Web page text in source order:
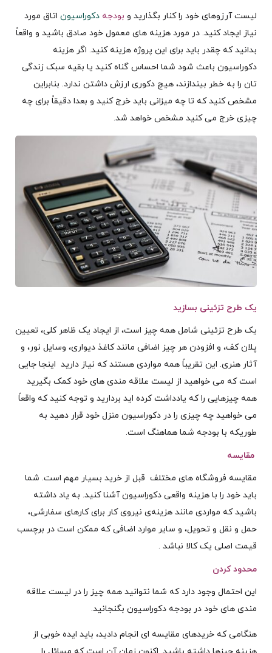
لیست آرزوهای خود را کنار بگذارید و بودجه دکوراسیون اتاق مورد
نیاز ایجاد کنید. در مورد هزینه های معمول خود صادق باشید و واقعاً
بدانید که چقدر باید برای این پروژه هزینه کنید. اگر هزینه
دکوراسیون باعث شود شما احساس گناه کنید یا بقیه سبک زندگی
تان را به خطر بیندازند، هیچ دکوری ارزش داشتن ندارد. بنابراین
مشخص کنید که تا چه میزانی باید خرج کنید و بعدا دقیقاً برای چه
چیزی خرج می کنید مشخص خواهد شد.
یک طرح تزئینی بسازید
یک طرح تزئینی شامل همه چیز است، از ایجاد یک ظاهر کلی، تعیین
پلان کف، و افزودن هر چیز اضافی مانند کاغذ دیواری، وسایل نور، و
آثار هنری. این تقریباً همه مواردی هستند که نیاز دارید اینجا جایی
است که می خواهید از لیست علاقه مندی های خود کمک بگیرید
همه چیزهایی را که یادداشت کرده اید بردارید و توجه کنید که واقعاً
می خواهید چه چیزی را در دکوراسیون منزل خود قرار دهید به
طوریکه با بودجه شما هماهنگ است.
مقایسه
مقایسه فروشگاه های مختلف قبل از خرید بسیار مهم است. شما
باید خود را با هزینه واقعی دکوراسیون آشنا کنید. به یاد داشته
باشید که مواردی مانند هزینه‌ی نیروی کار برای کارهای سفارشی،
حمل و نقل و تحویل، و سایر موارد اضافی که ممکن است در برچسب
قیمت اصلی یک کالا نباشد .
محدود کردن
این احتمال وجود دارد که شما نتوانید همه چیز را در لیست علاقه
مندی های خود در بودجه دکوراسیون بگنجانید.
هنگامی که خریدهای مقایسه ای انجام دادید، باید ایده خوبی از